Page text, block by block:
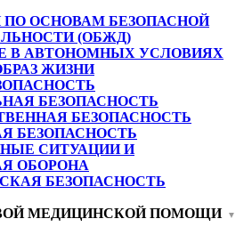
ПО ОСНОВАМ БЕЗОПАСНОЙ
(ОБЖД)
В АВТОНОМНЫХ УСЛОВИЯХ
ЖИЗНИ
БЕЗОПАСНОСТЬ
БЕЗОПАСНОСТЬ
БЕЗОПАСНОСТЬ
СИТУАЦИИ И
ОБОРОНА
БЕЗОПАСНОСТЬ
МЕДИЦИНСКОЙ ПОМОЩИ ▼